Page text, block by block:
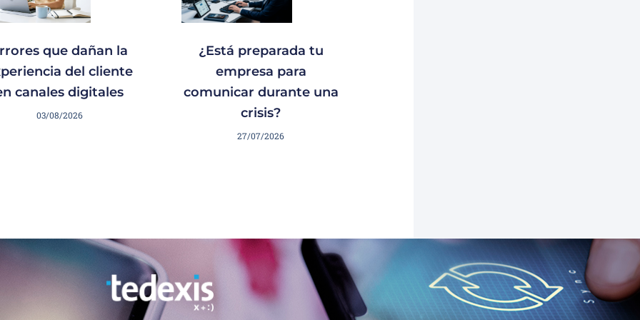
que dañan la
del cliente
canales digitales
03/08/2026
¿Está preparada tu
empresa para
comunicar durante una
crisis?
27/07/2026